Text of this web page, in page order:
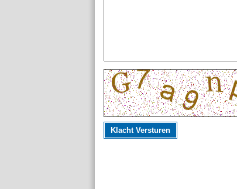
Klacht Versturen